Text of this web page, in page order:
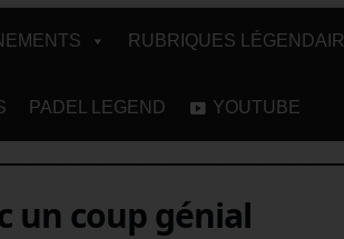
RUBRIQUES
PADEL LEGEND YOUTUBE
un coup génial